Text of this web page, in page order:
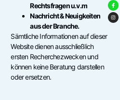
Rechtsfragen u.v.m
Nachricht & Neuigkeiten
aus der Branche.
Sämtliche Informationen auf dieser
Website dienen ausschließlich
ersten Recherchezwecken und
können keine Beratung darstellen
oder ersetzen.